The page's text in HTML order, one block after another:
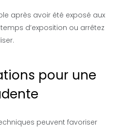
après avoir été exposé aux
d’exposition ou arrêtez
pour une
peuvent favoriser